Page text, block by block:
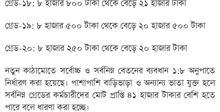
গ্রেড-১৮: ৮ হাজার ৮০০ টাকা থেকে বেড়ে ২১ হাজার টাকা
গ্রেড-১৯: ৮ হাজার ৫০০ টাকা থেকে বেড়ে ২০ হাজার ৫০০ টাকা
গ্রেড-২০: ৮ হাজার ২৫০ টাকা থেকে বেড়ে ২০ হাজার টাকা
নতুন কাঠামোতে সর্বোচ্চ ও সর্বনিম্ন বেতনের ব্যবধান ১:৮ অনুপাতে
নির্ধারণ করা হয়েছে। পাশাপাশি বাড়িভাড়া ও অন্যান্য ভাতা যুক্ত হলে
সর্বনিম্ন গ্রেডের কর্মচারীদের মোট প্রাপ্তি ৪১ হাজার টাকার বেশি হতে
পারে বলে ধারণা করা হচ্ছে।